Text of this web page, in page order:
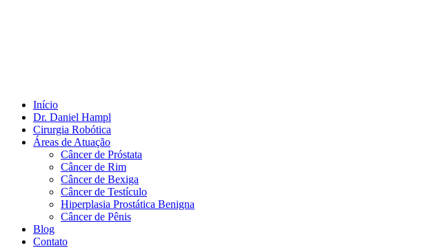
Início
Dr. Daniel Hampl
Cirurgia Robótica
Áreas de Atuação
Câncer de Próstata
Câncer de Rim
Câncer de Bexiga
Câncer de Testículo
Hiperplasia Prostática Benigna
Câncer de Pênis
Blog
Contato